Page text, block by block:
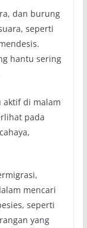
dan burung
seperti
hantu sering
aktif di malam
pada
mencari
seperti
yang